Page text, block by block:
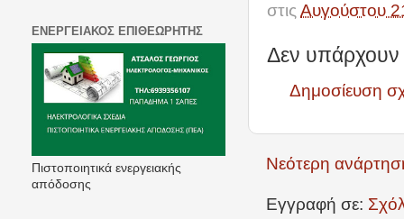
στις Αυγούστου
Δεν υπάρχουν
Δημοσίευση
Νεότερη
Εγγραφή σε:
ΕΝΕΡΓΕΙΑΚΟΣ ΕΠΙΘΕΩΡΗΤΗΣ
Πιστοποιητικά ενεργειακής
απόδοσης